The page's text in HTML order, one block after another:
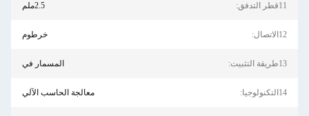
11قطر التدفق: 2.5ملم
12الاتصال: خرطوم
13طريقة التثبيت: المسمار في
14التكنولوجيا: معالجة الحاسب الآلي